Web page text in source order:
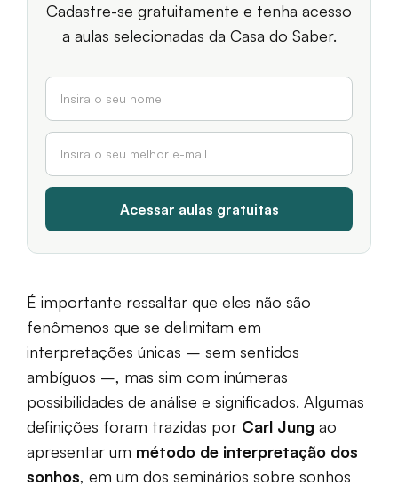
Cadastre-se gratuitamente e tenha acesso
a aulas selecionadas da Casa do Saber.
É importante ressaltar que eles não são
fenômenos que se delimitam em
interpretações únicas – sem sentidos
ambíguos –, mas sim com inúmeras
possibilidades de análise e significados. Algumas
definições foram trazidas por Carl Jung ao
apresentar um método de interpretação dos
sonhos, em um dos seminários sobre sonhos